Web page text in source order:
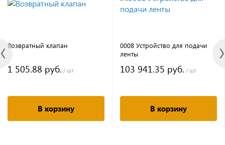
Возвратный клапан
1 505.88 руб. / шт
В корзину
0008 Устройство для подачи
ленты
103 941.35 руб. / шт
В корзину